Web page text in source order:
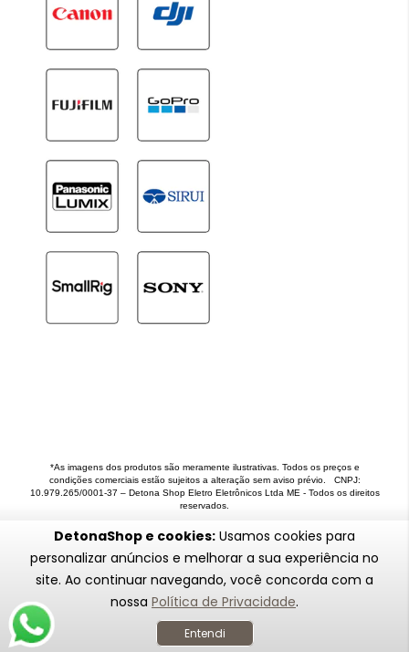
DetonaShop e cookies: Usamos cookies para
personalizar anúncios e melhorar a sua experiência no
site. Ao continuar navegando, você concorda com a
nossa Política de Privacidade.
Entendi
*As imagens dos produtos são meramente ilustrativas. Todos os preços e
condições comerciais estão sujeitos a alteração sem aviso prévio. CNPJ:
10.979.265/0001-37 – Detona Shop Eletro Eletrônicos Ltda ME - Todos os direitos
reservados.